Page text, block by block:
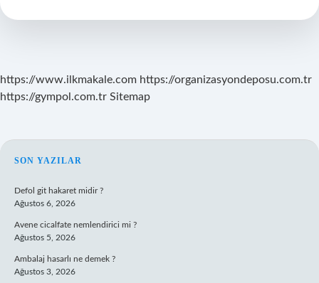
Mu
https://www.ilkmakale.com https://organizasyondeposu.com.tr
https://gympol.com.tr Sitemap
SIDEBAR
SON YAZILAR
Defol git hakaret midir ?
Ağustos 6, 2026
Avene cicalfate nemlendirici mi ?
Ağustos 5, 2026
Ambalaj hasarlı ne demek ?
Ağustos 3, 2026